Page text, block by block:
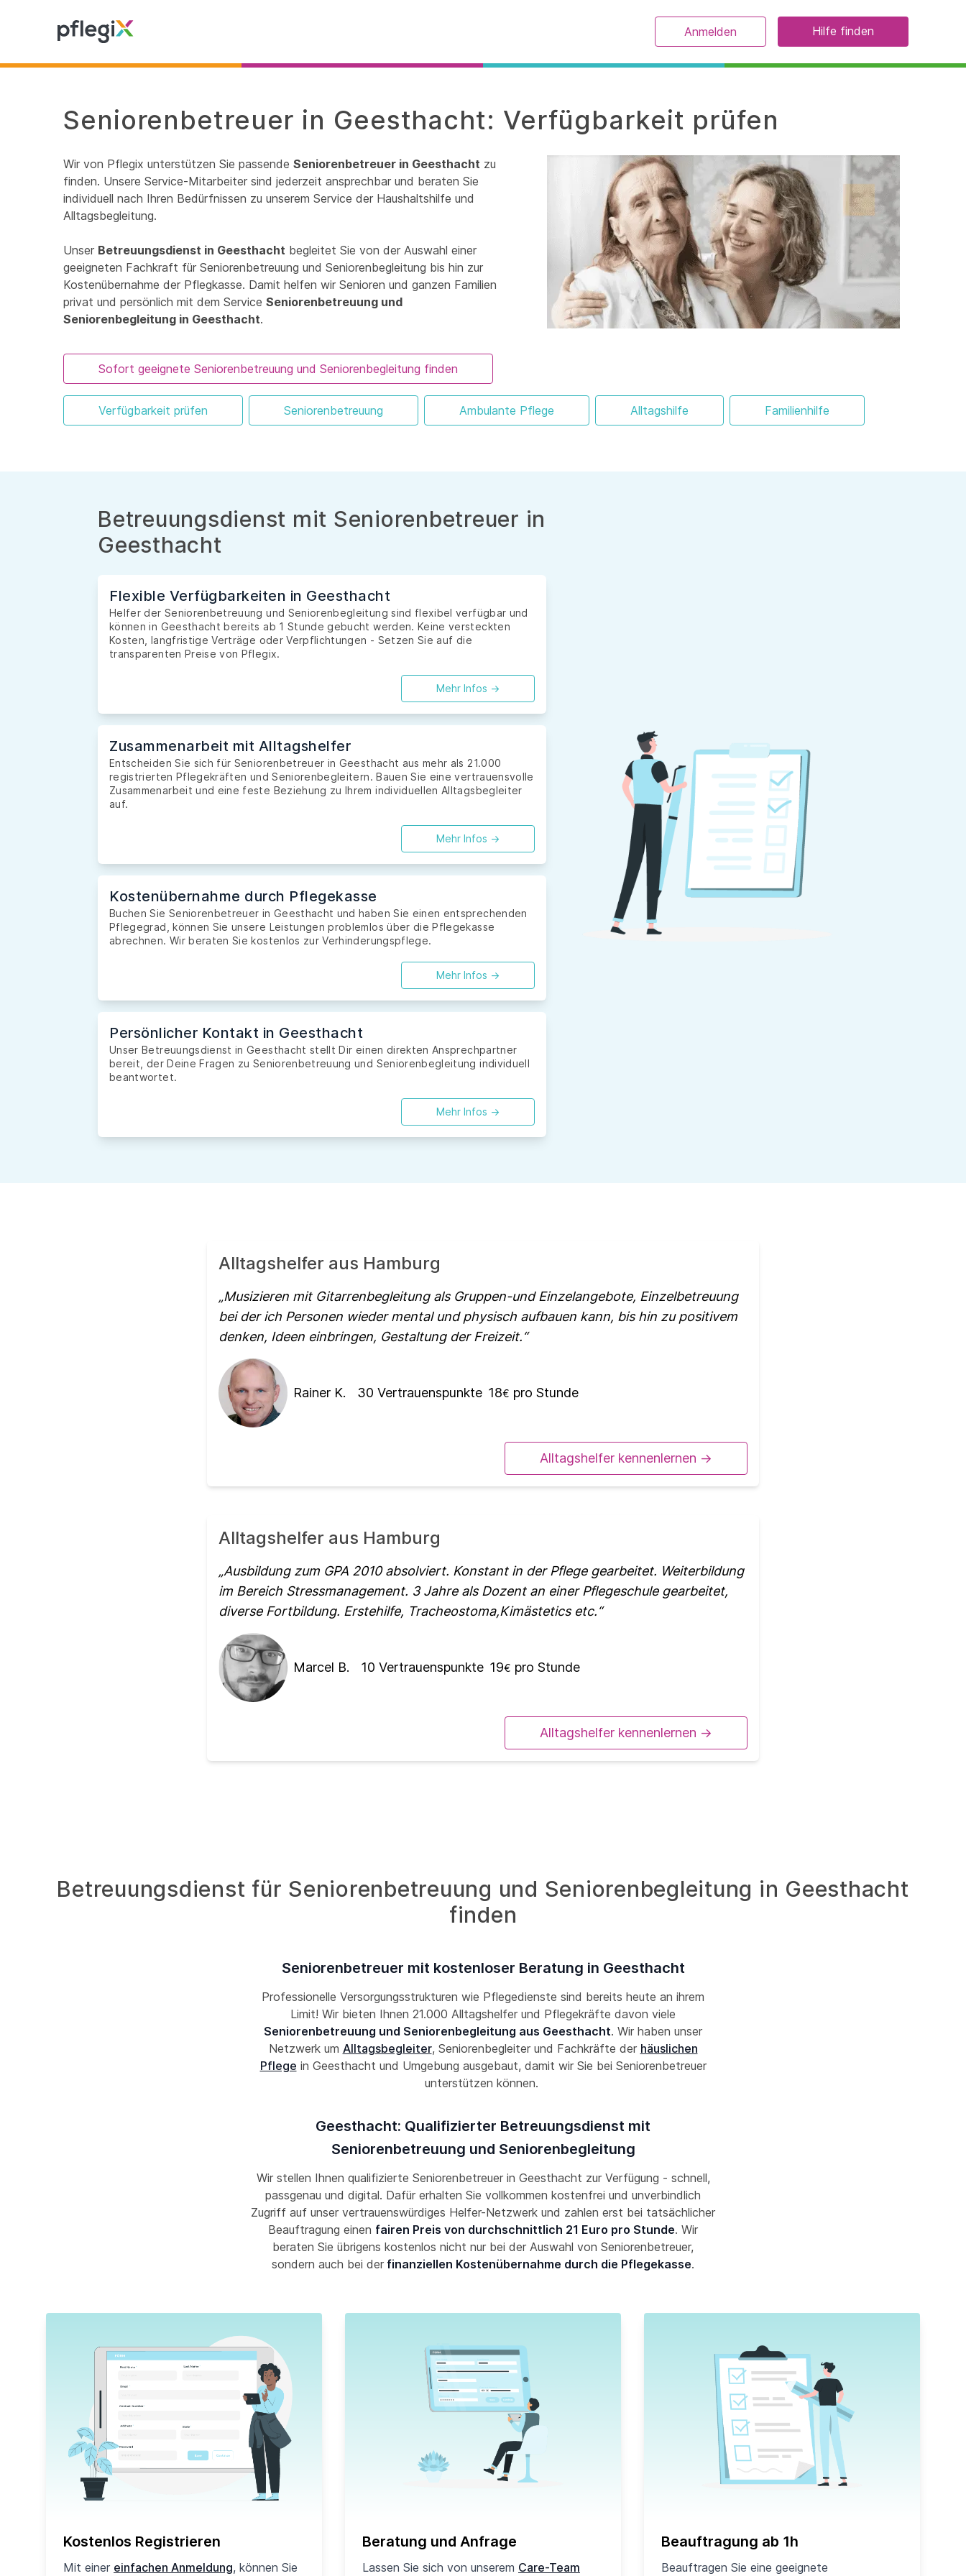
Anmelden Hilfe finden
Seniorenbetreuer in Geesthacht: Verfügbarkeit prüfen
Wir von Pflegix unterstützen Sie passende Seniorenbetreuer in Geesthacht zu
finden. Unsere Service-Mitarbeiter sind jederzeit ansprechbar und beraten Sie
individuell nach Ihren Bedürfnissen zu unserem Service der Haushaltshilfe und
Alltagsbegleitung.
Unser Betreuungsdienst in Geesthacht begleitet Sie von der Auswahl einer
geeigneten Fachkraft für Seniorenbetreuung und Seniorenbegleitung bis hin zur
Kostenübernahme der Pflegkasse. Damit helfen wir Senioren und ganzen Familien
privat und persönlich mit dem Service Seniorenbetreuung und
Seniorenbegleitung in Geesthacht.
Sofort geeignete Seniorenbetreuung und Seniorenbegleitung finden
Verfügbarkeit prüfen Seniorenbetreuung Ambulante Pflege Alltagshilfe Familienhilfe
Betreuungsdienst mit Seniorenbetreuer in
Geesthacht
Flexible Verfügbarkeiten in Geesthacht
Helfer der Seniorenbetreuung und Seniorenbegleitung sind flexibel verfügbar und
können in Geesthacht bereits ab 1 Stunde gebucht werden. Keine versteckten
Kosten, langfristige Verträge oder Verpflichtungen - Setzen Sie auf die
transparenten Preise von Pflegix.
Mehr Infos ->
Zusammenarbeit mit Alltagshelfer
Entscheiden Sie sich für Seniorenbetreuer in Geesthacht aus mehr als 21.000
registrierten Pflegekräften und Seniorenbegleitern. Bauen Sie eine vertrauensvolle
Zusammenarbeit und eine feste Beziehung zu Ihrem individuellen Alltagsbegleiter
auf.
Mehr Infos ->
Kostenübernahme durch Pflegekasse
Buchen Sie Seniorenbetreuer in Geesthacht und haben Sie einen entsprechenden
Pflegegrad, können Sie unsere Leistungen problemlos über die Pflegekasse
abrechnen. Wir beraten Sie kostenlos zur Verhinderungspflege.
Mehr Infos ->
Persönlicher Kontakt in Geesthacht
Unser Betreuungsdienst in Geesthacht stellt Dir einen direkten Ansprechpartner
bereit, der Deine Fragen zu Seniorenbetreuung und Seniorenbegleitung individuell
beantwortet.
Mehr Infos ->
Alltagshelfer aus Hamburg
Musizieren mit Gitarrenbegleitung als Gruppen-und Einzelangebote, Einzelbetreuung
bei der ich Personen wieder mental und physisch aufbauen kann, bis hin zu positivem
denken, Ideen einbringen, Gestaltung der Freizeit.
Rainer K. 30 Vertrauenspunkte 18€ pro Stunde
Alltagshelfer kennenlernen ->
Alltagshelfer aus Hamburg
Ausbildung zum GPA 2010 absolviert. Konstant in der Pflege gearbeitet. Weiterbildung
im Bereich Stressmanagement. 3 Jahre als Dozent an einer Pflegeschule gearbeitet,
diverse Fortbildung. Erstehilfe, Tracheostoma,Kimästetics etc.
Marcel B. 10 Vertrauenspunkte 19€ pro Stunde
Alltagshelfer kennenlernen ->
Betreuungsdienst für Seniorenbetreuung und Seniorenbegleitung in Geesthacht
finden
Seniorenbetreuer mit kostenloser Beratung in Geesthacht
Professionelle Versorgungsstrukturen wie Pflegedienste sind bereits heute an ihrem
Limit! Wir bieten Ihnen 21.000 Alltagshelfer und Pflegekräfte davon viele
Seniorenbetreuung und Seniorenbegleitung aus Geesthacht. Wir haben unser
Netzwerk um Alltagsbegleiter, Seniorenbegleiter und Fachkräfte der häuslichen
Pflege in Geesthacht und Umgebung ausgebaut, damit wir Sie bei Seniorenbetreuer
unterstützen können.
Geesthacht: Qualifizierter Betreuungsdienst mit
Seniorenbetreuung und Seniorenbegleitung
Wir stellen Ihnen qualifizierte Seniorenbetreuer in Geesthacht zur Verfügung - schnell,
passgenau und digital. Dafür erhalten Sie vollkommen kostenfrei und unverbindlich
Zugriff auf unser vertrauenswürdiges Helfer-Netzwerk und zahlen erst bei tatsächlicher
Beauftragung einen fairen Preis von durchschnittlich 21 Euro pro Stunde. Wir
beraten Sie übrigens kostenlos nicht nur bei der Auswahl von Seniorenbetreuer,
sondern auch bei der finanziellen Kostenübernahme durch die Pflegekasse.
Kostenlos Registrieren
Mit einer einfachen Anmeldung, können Sie
Beratung und Anfrage
Lassen Sie sich von unserem Care-Team
Beauftragung ab 1h
Beauftragen Sie eine geeignete